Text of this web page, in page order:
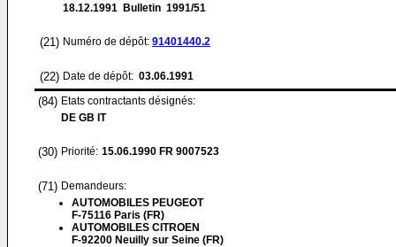
18.12.1991 Bulletin 1991/51
(21) Numéro de dépôt: 91401440.2
(22) Date de dépôt: 03.06.1991
(84) Etats contractants désignés:
DE GB IT
(30) Priorité: 15.06.1990 FR 9007523
(71) Demandeurs:
AUTOMOBILES PEUGEOT
F-75116 Paris (FR)
AUTOMOBILES CITROEN
F-92200 Neuilly sur Seine (FR)